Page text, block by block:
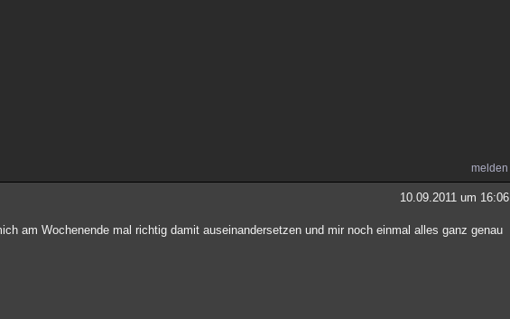
melden
10.09.2011 um 16:06
am Wochenende mal richtig damit auseinandersetzen und mir noch einmal alles ganz genau